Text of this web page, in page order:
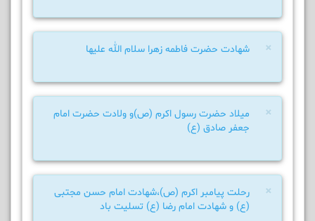
× شهادت حضرت فاطمه زهرا سلام الله علیها
×
میلاد حضرت رسول اکرم (ص)و ولادت حضرت امام
جعفر صادق (ع)
×
رحلت پیامبر اکرم (ص)،شهادت امام حسن مجتبی
(ع) و شهادت امام رضا (ع) تسلیت باد